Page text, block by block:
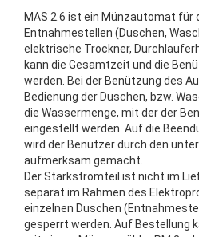
MAS 2.6 ist ein Münzautomat für
Entnahmestellen (Duschen,
elektrische Trockner,
kann die Gesamtzeit und die
werden. Bei der Benützung des
Bedienung der Duschen, bzw.
die Wassermenge, mit der der
eingestellt werden. Auf die
wird der Benutzer durch den
aufmerksam gemacht.
Der Starkstromteil ist nicht im
separat im Rahmen des
einzelnen Duschen
gesperrt werden. Auf Bestellung